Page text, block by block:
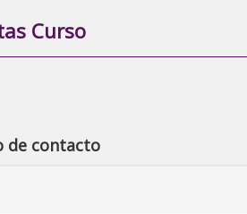
Curso
de contacto